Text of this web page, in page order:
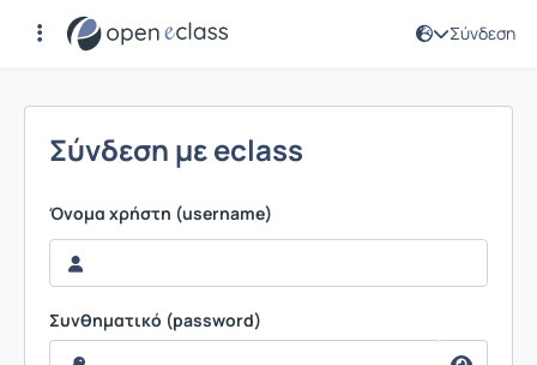
Σύνδεση
Σύνδεση
Σύνδεση με eclass
Όνομα χρήστη (username)
Συνθηματικό (password)